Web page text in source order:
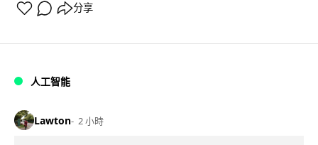
分享
人工智能
Lawton 2 小時